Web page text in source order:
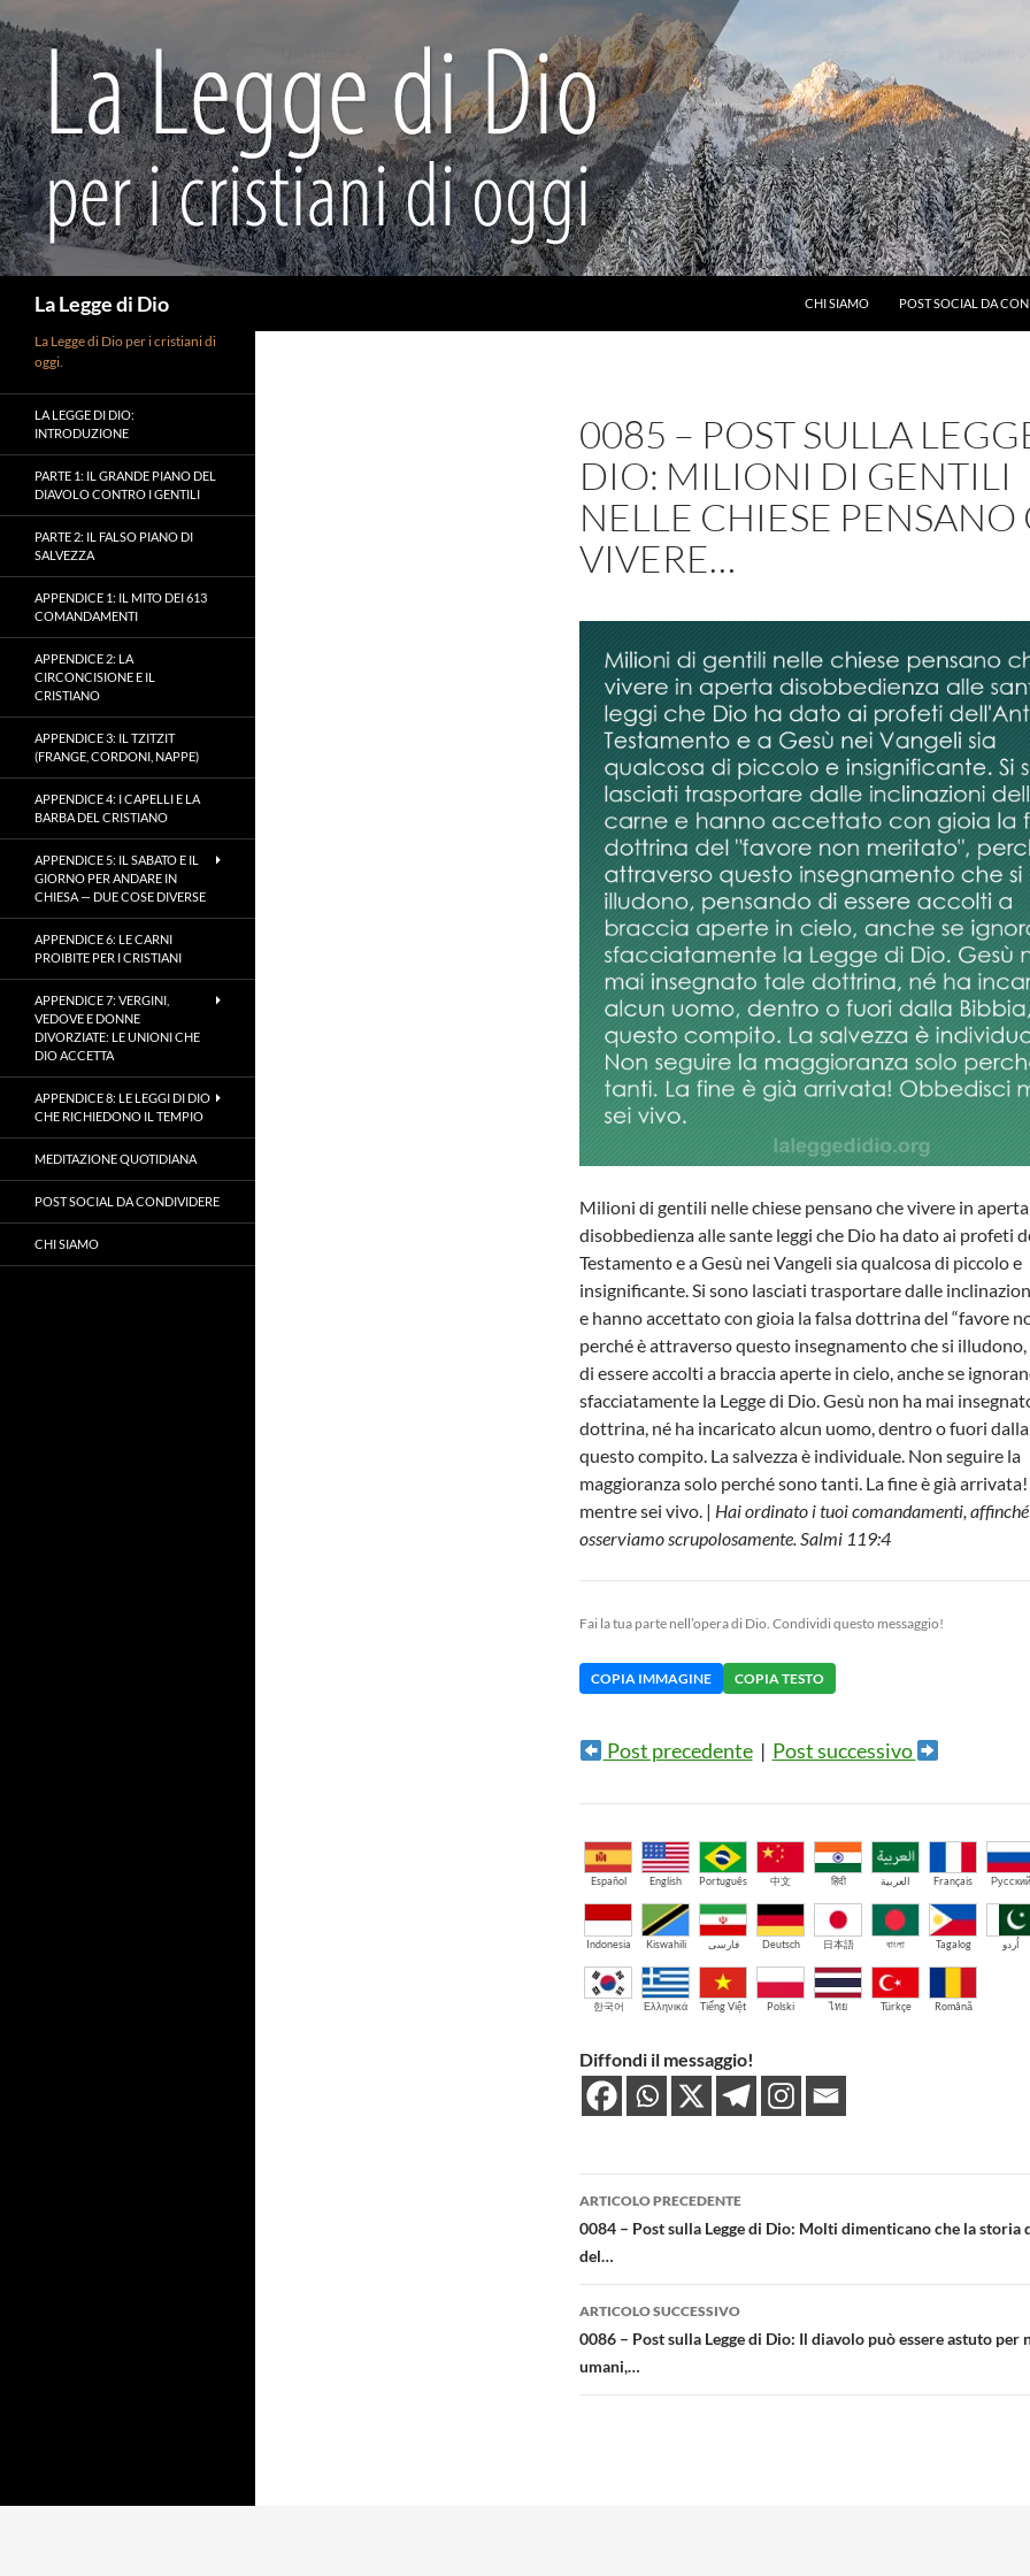
al
contenuto
La Legge di Dio CHI SIAMO POST SOCIAL DA
0085 – POST SULLA
DIO: MILIONI DI GENTILI
NELLE CHIESE PENSANO
VIVERE…
Milioni di gentili nelle chiese pensano che vivere in aperta
disobbedienza alle sante leggi che Dio ha dato ai profeti
Testamento e a Gesù nei Vangeli sia qualcosa di piccolo e
insignificante. Si sono lasciati trasportare dalle
e hanno accettato con gioia la falsa dottrina del “favore
perché è attraverso questo insegnamento che si
di essere accolti a braccia aperte in cielo, anche se
sfacciatamente la Legge di Dio. Gesù non ha mai
dottrina, né ha incaricato alcun uomo, dentro o fuori
questo compito. La salvezza è individuale. Non seguire la
maggioranza solo perché sono tanti. La fine è già
mentre sei vivo. | Hai ordinato i tuoi comandamenti,
osserviamo scrupolosamente. Salmi 119:4
Fai la tua parte nell’opera di Dio. Condividi questo messaggio!
COPIA IMMAGINE COPIA TESTO
Post precedente| Post successivo
Español English Português 中文 हिंदी العربية Français Русский
Indonesia Kiswahili فارسی Deutsch 日本語 বাংলা Tagalog اُردو
한국어 Ελληνικά Tiếng Việt Polski ไทย Türkçe Română
Diffondi il messaggio!
Navigazione
articolo
ARTICOLO PRECEDENTE
0084 – Post sulla Legge di Dio: Molti dimenticano che la storia
del…
ARTICOLO SUCCESSIVO
0086 – Post sulla Legge di Dio: Il diavolo può essere astuto per
umani,…
La Legge di Dio per i cristiani di
oggi.
LA LEGGE DI DIO:
INTRODUZIONE
PARTE 1: IL GRANDE PIANO DEL
DIAVOLO CONTRO I GENTILI
PARTE 2: IL FALSO PIANO DI
SALVEZZA
APPENDICE 1: IL MITO DEI 613
COMANDAMENTI
APPENDICE 2: LA
CIRCONCISIONE E IL
CRISTIANO
APPENDICE 3: IL TZITZIT
(FRANGE, CORDONI, NAPPE)
APPENDICE 4: I CAPELLI E LA
BARBA DEL CRISTIANO
APPENDICE 5: IL SABATO E IL
GIORNO PER ANDARE IN
CHIESA — DUE COSE DIVERSE
APPENDICE 6: LE CARNI
PROIBITE PER I CRISTIANI
APPENDICE 7: VERGINI,
VEDOVE E DONNE
DIVORZIATE: LE UNIONI CHE
DIO ACCETTA
APPENDICE 8: LE LEGGI DI DIO
CHE RICHIEDONO IL TEMPIO
MEDITAZIONE QUOTIDIANA
POST SOCIAL DA CONDIVIDERE
CHI SIAMO